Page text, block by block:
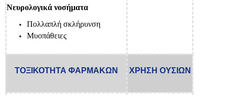
Νευρολογικά νοσήματα
Πολλαπλή σκλήρυνση
Μυοπάθειες
ΤΟΞΙΚΟΤΗΤΑ ΦΑΡΜΑΚΩΝ ΧΡΗΣΗ ΟΥΣΙΩΝ